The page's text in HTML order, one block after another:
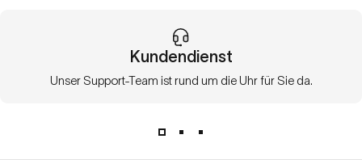
Kundendienst
Unser Support-Team ist rund um die Uhr für Sie da.